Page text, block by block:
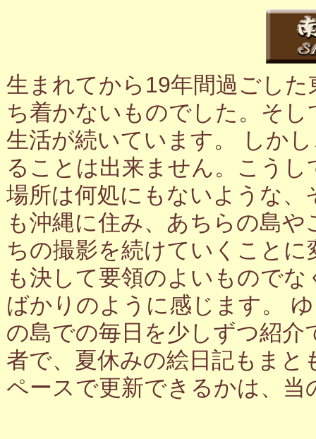
生まれてから19年間過ごし
ち着かないものでした。そ
生活が続いています。 しか
ることは出来ません。こう
場所は何処にもないような
も沖縄に住み、あちらの島
ちの撮影を続けていくこと
も決して要領のよいもので
ばかりのように感じます。
の島での毎日を少しずつ紹
者で、夏休みの絵日記もま
ペースで更新できるかは、